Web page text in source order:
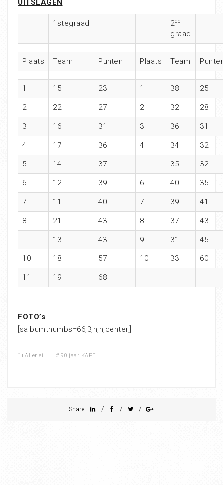
UITSLAGEN
1stegraad 2de
graad
Plaats Team Punten Plaats Team
1 15 23 1 38 25
2 22 27 2 32 28
3 16 31 3 36 31
4 17 36 4 34 32
5 14 37 35 32
6 12 39 6 40 35
7 11 40 7 39 41
8 21 43 8 37 43
13 43 9 31 45
10 18 57 10 33 60
11 19 68
FOTO’s
[salbumthumbs=66,3,n,n,center,]
Allerlei # 90 jaar KAPE
Share: / / /